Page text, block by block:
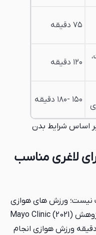
۷۵ دقیقه
۱۲۰ دقیقه
۱۵۰ -۱۸۰ دقیقه
اساس شرایط بدن
لاغری مناسب
نیست؛ ورزش های هوازی
نقش اصلی را در چربی‌سوزی دارند. پژوهش Mayo Clinic (2021)
نشان داد که افرادی که هفته‌ای ۳۰۰ دقیقه ورزش هوازی انجام